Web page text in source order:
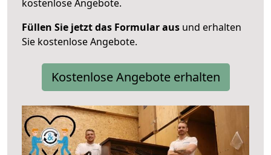
kostenlose Angebote.
Füllen Sie jetzt das Formular aus und erhalten
Sie kostenlose Angebote.
Kostenlose Angebote erhalten